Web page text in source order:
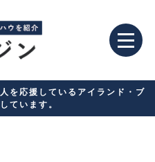
を応援しているアイランド・ブ
ています。